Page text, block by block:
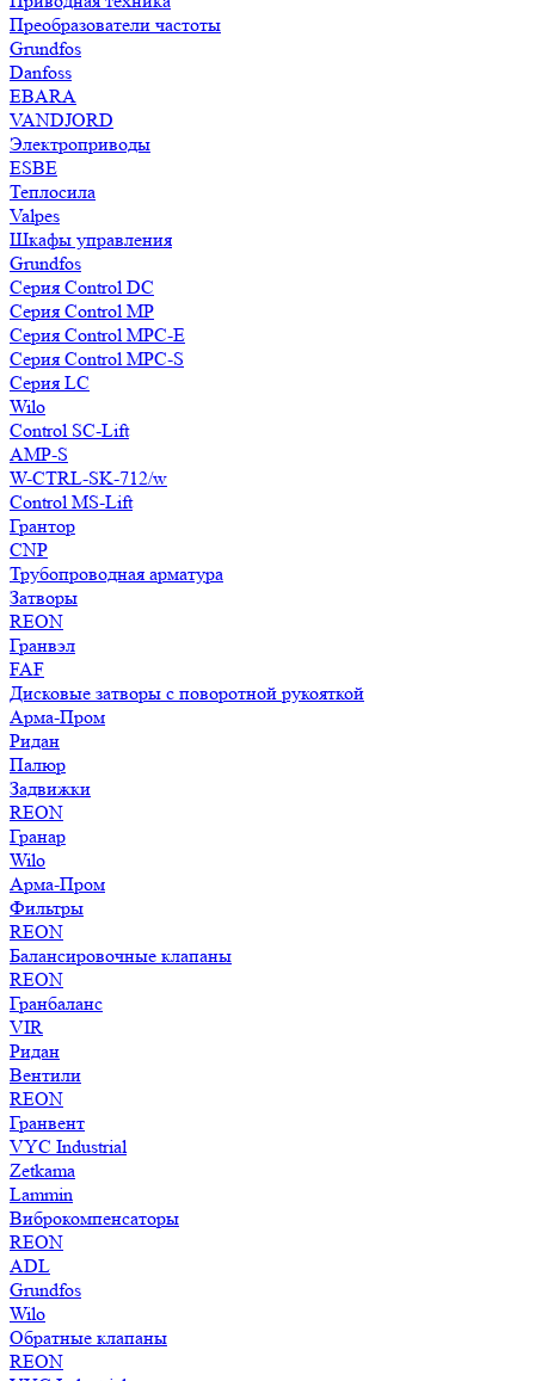
Преобразователи частоты
Grundfos
Danfoss
EBARA
VANDJORD
Электроприводы
ESBE
Теплосила
Valpes
Шкафы управления
Grundfos
Серия Control DC
Серия Control MP
Серия Control MPC-E
Серия Control MPC-S
Серия LC
Wilo
Control SC-Lift
AMP-S
W-CTRL-SK-712/w
Control MS-Lift
Грантор
CNP
Трубопроводная арматура
Затворы
REON
Гранвэл
FAF
Дисковые затворы с поворотной рукояткой
Арма-Пром
Ридан
Палюр
Задвижки
REON
Гранар
Wilo
Арма-Пром
Фильтры
REON
Балансировочные клапаны
REON
Гранбаланс
VIR
Ридан
Вентили
REON
Гранвент
VYC Industrial
Zetkama
Lammin
Виброкомпенсаторы
REON
ADL
Grundfos
Wilo
Обратные клапаны
REON